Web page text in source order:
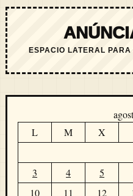
ESPACIO LATERAL
L
M X
3
4 5
10
11 12